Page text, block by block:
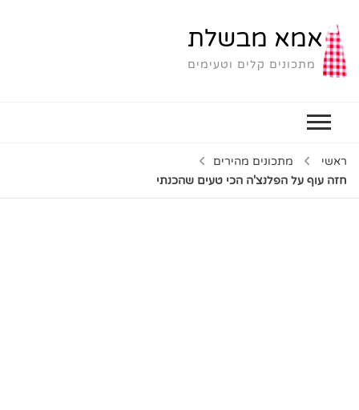
אמא מבשלת
מתכונים קלים וטעימים
ראשי
מתכונים מהירים
חזה עוף על הפלנצ'ה הכי טעים שהכנתי